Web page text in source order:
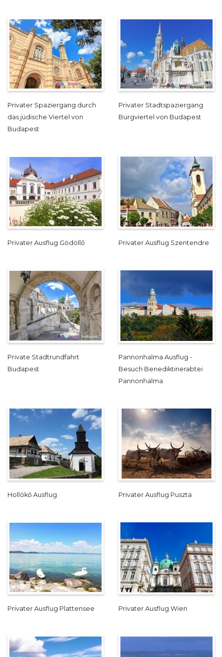
Privater Spaziergang durch
das jüdische Viertel von
Budapest
Privater Stadtspaziergang
Burgviertel von Budapest
Privater Ausflug Gödöllő Privater Ausflug Szentendre
Private Stadtrundfahrt
Budapest
Pannonhalma Ausflug -
Besuch Benediktinerabtei
Pannonhalma
Hollókő Ausflug Privater Ausflug Puszta
Privater Ausflug Plattensee Privater Ausflug Wien